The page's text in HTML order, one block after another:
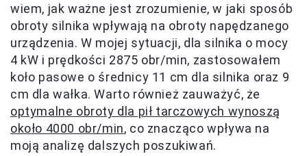
wiem, jak ważne jest zrozumienie, w jaki sposób
obroty silnika wpływają na obroty napędzanego
urządzenia. W mojej sytuacji, dla silnika o mocy
4 kW i prędkości 2875 obr/min, zastosowałem
koło pasowe o średnicy 11 cm dla silnika oraz 9
cm dla wałka. Warto również zauważyć, że
optymalne obroty dla pił tarczowych wynoszą
około 4000 obr/min, co znacząco wpływa na
moją analizę dalszych poszukiwań.